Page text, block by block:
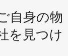
自身の物
を見つけ